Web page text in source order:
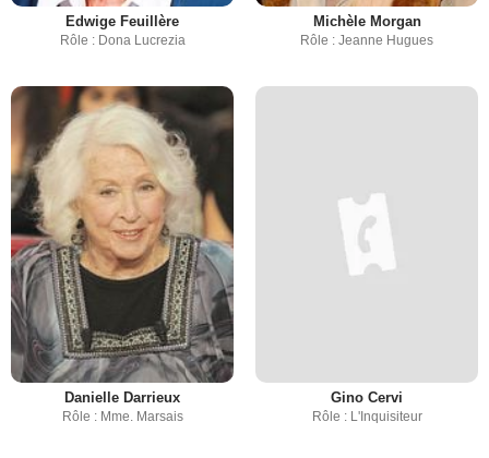
Edwige Feuillère
Rôle : Dona Lucrezia
Michèle Morgan
Rôle : Jeanne Hugues
Danielle Darrieux
Rôle : Mme. Marsais
Gino Cervi
Rôle : L'Inquisiteur